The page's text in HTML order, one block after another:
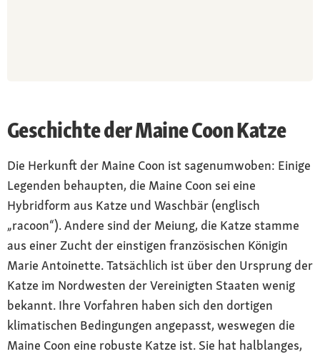
Geschichte der Maine Coon Katze
Die Herkunft der Maine Coon ist sagenumwoben: Einige
Legenden behaupten, die Maine Coon sei eine
Hybridform aus Katze und Waschbär (englisch
„racoon“). Andere sind der Meiung, die Katze stamme
aus einer Zucht der einstigen französischen Königin
Marie Antoinette. Tatsächlich ist über den Ursprung der
Katze im Nordwesten der Vereinigten Staaten wenig
bekannt. Ihre Vorfahren haben sich den dortigen
klimatischen Bedingungen angepasst, weswegen die
Maine Coon eine robuste Katze ist. Sie hat halblanges,